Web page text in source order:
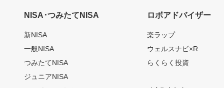
NISA･つみたてNISA
新NISA
一般NISA
つみたてNISA
ジュニアNISA
ロボアドバイザー
楽ラップ
ウェルスナビ×R
らくらく投資